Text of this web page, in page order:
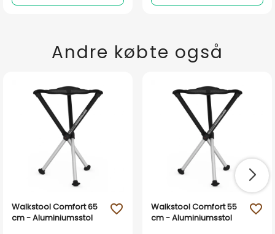
Andre købte også
Walkstool Comfort 65
cm - Aluminiumsstol
favorite_outline
Walkstool Comfort 55
cm - Aluminiumsstol
favorite_outline